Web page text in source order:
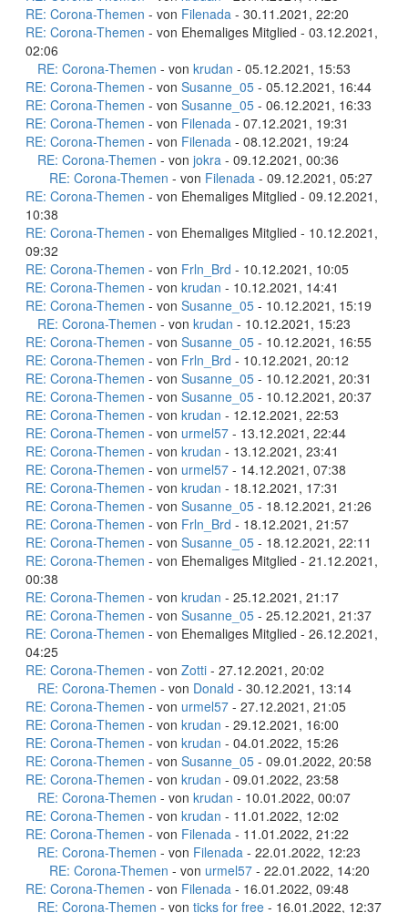
RE: Corona-Themen - von Filenada - 30.11.2021, 22:20
RE: Corona-Themen - von Ehemaliges Mitglied - 03.12.2021,
02:06
RE: Corona-Themen - von krudan - 05.12.2021, 15:53
RE: Corona-Themen - von Susanne_05 - 05.12.2021, 16:44
RE: Corona-Themen - von Susanne_05 - 06.12.2021, 16:33
RE: Corona-Themen - von Filenada - 07.12.2021, 19:31
RE: Corona-Themen - von Filenada - 08.12.2021, 19:24
RE: Corona-Themen - von jokra - 09.12.2021, 00:36
RE: Corona-Themen - von Filenada - 09.12.2021, 05:27
RE: Corona-Themen - von Ehemaliges Mitglied - 09.12.2021,
10:38
RE: Corona-Themen - von Ehemaliges Mitglied - 10.12.2021,
09:32
RE: Corona-Themen - von Frln_Brd - 10.12.2021, 10:05
RE: Corona-Themen - von krudan - 10.12.2021, 14:41
RE: Corona-Themen - von Susanne_05 - 10.12.2021, 15:19
RE: Corona-Themen - von krudan - 10.12.2021, 15:23
RE: Corona-Themen - von Susanne_05 - 10.12.2021, 16:55
RE: Corona-Themen - von Frln_Brd - 10.12.2021, 20:12
RE: Corona-Themen - von Susanne_05 - 10.12.2021, 20:31
RE: Corona-Themen - von Susanne_05 - 10.12.2021, 20:37
RE: Corona-Themen - von krudan - 12.12.2021, 22:53
RE: Corona-Themen - von urmel57 - 13.12.2021, 22:44
RE: Corona-Themen - von krudan - 13.12.2021, 23:41
RE: Corona-Themen - von urmel57 - 14.12.2021, 07:38
RE: Corona-Themen - von krudan - 18.12.2021, 17:31
RE: Corona-Themen - von Susanne_05 - 18.12.2021, 21:26
RE: Corona-Themen - von Frln_Brd - 18.12.2021, 21:57
RE: Corona-Themen - von Susanne_05 - 18.12.2021, 22:11
RE: Corona-Themen - von Ehemaliges Mitglied - 21.12.2021,
00:38
RE: Corona-Themen - von krudan - 25.12.2021, 21:17
RE: Corona-Themen - von Susanne_05 - 25.12.2021, 21:37
RE: Corona-Themen - von Ehemaliges Mitglied - 26.12.2021,
04:25
RE: Corona-Themen - von Zotti - 27.12.2021, 20:02
RE: Corona-Themen - von Donald - 30.12.2021, 13:14
RE: Corona-Themen - von urmel57 - 27.12.2021, 21:05
RE: Corona-Themen - von krudan - 29.12.2021, 16:00
RE: Corona-Themen - von krudan - 04.01.2022, 15:26
RE: Corona-Themen - von Susanne_05 - 09.01.2022, 20:58
RE: Corona-Themen - von krudan - 09.01.2022, 23:58
RE: Corona-Themen - von krudan - 10.01.2022, 00:07
RE: Corona-Themen - von krudan - 11.01.2022, 12:02
RE: Corona-Themen - von Filenada - 11.01.2022, 21:22
RE: Corona-Themen - von Filenada - 22.01.2022, 12:23
RE: Corona-Themen - von urmel57 - 22.01.2022, 14:20
RE: Corona-Themen - von Filenada - 16.01.2022, 09:48
RE: Corona-Themen - von ticks for free - 16.01.2022, 12:37